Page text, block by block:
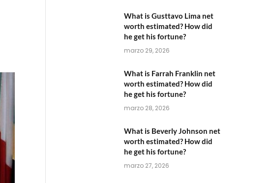
What is Gusttavo Lima net
worth estimated? How did
he get his fortune?
marzo 29, 2026
What is Farrah Franklin net
worth estimated? How did
he get his fortune?
marzo 28, 2026
What is Beverly Johnson net
worth estimated? How did
he get his fortune?
marzo 27, 2026